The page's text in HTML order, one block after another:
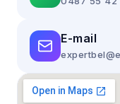
E-mail